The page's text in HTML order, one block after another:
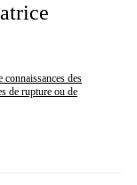
des
de rupture ou de